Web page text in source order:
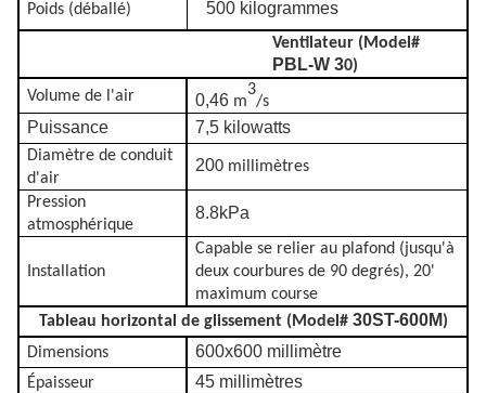
Poids (déballé) 500 kilogrammes
Ventilateur (Model#
PBL-W 30)
Volume de l'air
0,46 m
3
/s
Puissance 7,5 kilowatts
Diamètre de conduit
d'air
200 millimètres
Pression
atmosphérique
8.8kPa
Installation
Capable se relier au plafond (jusqu'à
deux courbures de 90 degrés), 20'
maximum course
Tableau horizontal de glissement (Model# 30ST-600M)
Dimensions
600x600 millimètre
Épaisseur
45 millimètres